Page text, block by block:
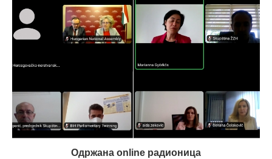
Одржана online радионица